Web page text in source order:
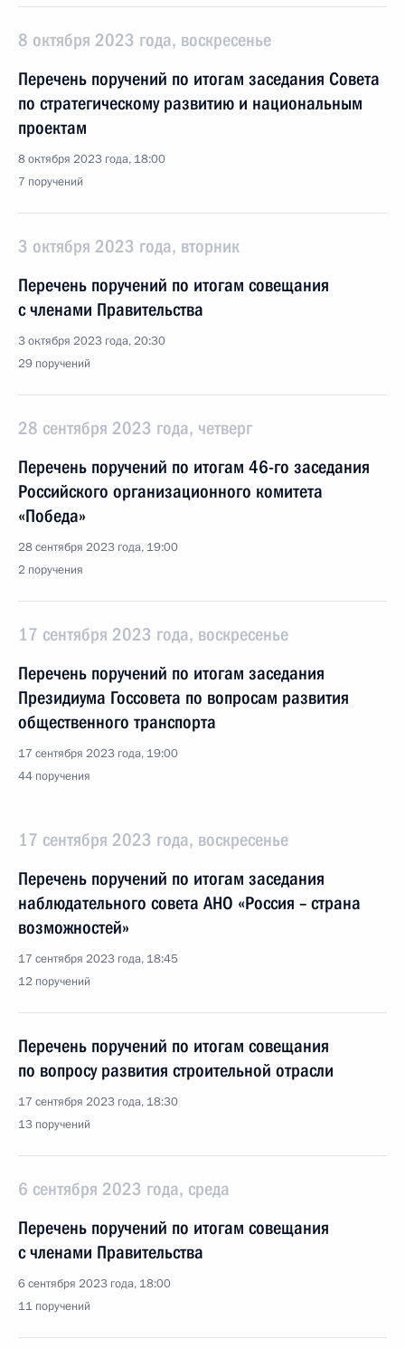
8 октября 2023 года, воскресенье
Перечень поручений по итогам заседания Совета
по стратегическому развитию и национальным
проектам
8 октября 2023 года, 18:00
7 поручений
3 октября 2023 года, вторник
Перечень поручений по итогам совещания
с членами Правительства
3 октября 2023 года, 20:30
29 поручений
28 сентября 2023 года, четверг
Перечень поручений по итогам 46-го заседания
Российского организационного комитета
«Победа»
28 сентября 2023 года, 19:00
2 поручения
17 сентября 2023 года, воскресенье
Перечень поручений по итогам заседания
Президиума Госсовета по вопросам развития
общественного транспорта
17 сентября 2023 года, 19:00
44 поручения
17 сентября 2023 года, воскресенье
Перечень поручений по итогам заседания
наблюдательного совета АНО «Россия – страна
возможностей»
17 сентября 2023 года, 18:45
12 поручений
Перечень поручений по итогам совещания
по вопросу развития строительной отрасли
17 сентября 2023 года, 18:30
13 поручений
6 сентября 2023 года, среда
Перечень поручений по итогам совещания
с членами Правительства
6 сентября 2023 года, 18:00
11 поручений